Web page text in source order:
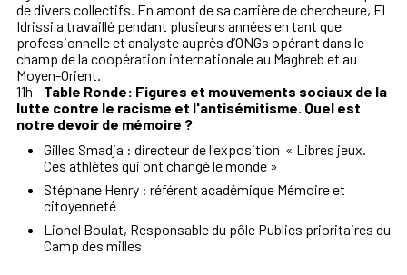
de divers collectifs. En amont de sa carrière de chercheure, El
Idrissi a travaillé pendant plusieurs années en tant que
professionnelle et analyste auprès d’ONGs opérant dans le
champ de la coopération internationale au Maghreb et au
Moyen-Orient.
11h - Table Ronde: Figures et mouvements sociaux de la
lutte contre le racisme et l'antisémitisme. Quel est
notre devoir de mémoire ?
Gilles Smadja : directeur de l'exposition « Libres jeux.
Ces athlètes qui ont changé le monde »
Stéphane Henry : référent académique Mémoire et
citoyenneté
Lionel Boulat, Responsable du pôle Publics prioritaires du
Camp des milles